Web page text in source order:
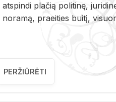
at­spin­di pla­čią po­li­ti­nę,
no­ra­mą, pra­ei­ties bui­tį,
PERŽIŪRĖTI